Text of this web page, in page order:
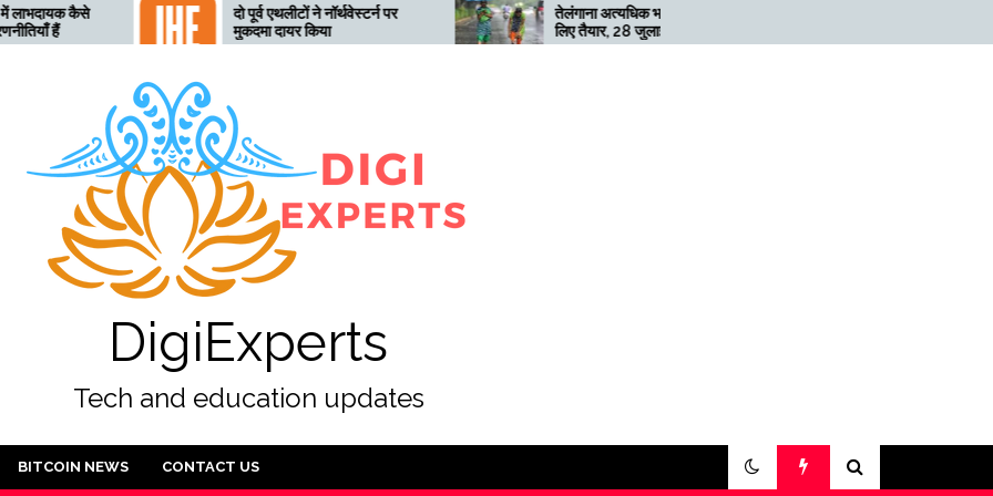
दो पूर्व एथलीटों ने नॉर्थवेस्टर्न पर
मुकदमा दायर किया
तेलंगाना अत्यधिक भारी बारिश के
लिए तैयार, 28 जुलाई तक ‘रेड’
अलर्ट जारी
नहीं हुई तो खनन लाभदायक नहीं है
DigiExperts
Tech and education updates
BITCOIN NEWS CONTACT US